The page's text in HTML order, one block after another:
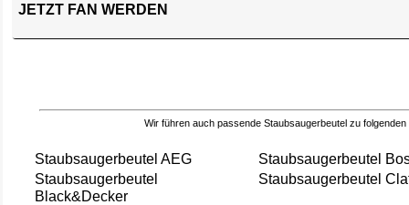
JETZT FAN WERDEN
Wir führen auch passende Staubsaugerbeutel zu folgenden
Staubsaugerbeutel AEG
Staubsaugerbeutel
Staubsaugerbeutel
Black&Decker
Staubsaugerbeutel